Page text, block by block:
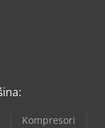
Kompresori